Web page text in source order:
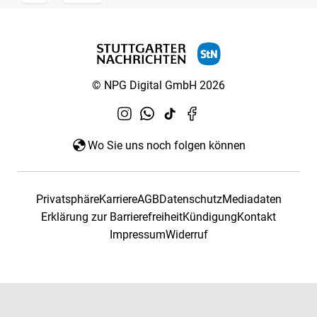
© NPG Digital GmbH 2026
Wo Sie uns noch folgen können
PrivatsphäreKarriereAGBDatenschutzMediadaten
Erklärung zur BarrierefreiheitKündigungKontakt
ImpressumWiderruf